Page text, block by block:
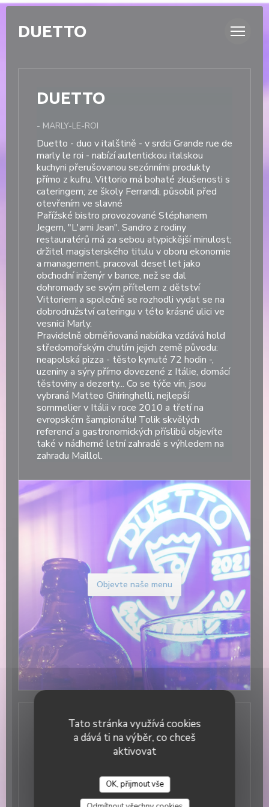
Panel pro správu cookies
Tato stránka využívá cookies
a dává ti na výběr, co chceš
aktivovat
OK, přijmout vše
DUETTO
DUETTO
- MARLY-LE-ROI
Duetto - duo v italštině - v srdci Grande rue de
marly le roi - nabízí autentickou italskou
kuchyni přerušovanou sezónními produkty
přímo z kufru. Vittorio má bohaté zkušenosti s
cateringem; ze školy Ferrandi, působil před
otevřením ve slavné
Pařížské bistro provozované Stéphanem
Jegem, "L'ami Jean". Sandro z rodiny
restauratérů má za sebou atypickější minulost;
držitel magisterského titulu v oboru ekonomie
a management, pracoval deset let jako
obchodní inženýr v bance, než se dal
dohromady se svým přítelem z dětství
Vittoriem a společně se rozhodli vydat se na
dobrodružství cateringu v této krásné ulici ve
vesnici Marly.
Pravidelně obměňovaná nabídka vzdává hold
středomořským chutím jejich země původu:
neapolská pizza - těsto kynuté 72 hodin -,
uzeniny a sýry přímo dovezené z Itálie, domácí
těstoviny a dezerty... Co se týče vín, jsou
vybraná Matteo Ghiringhelli, nejlepší
sommelier v Itálii v roce 2010 a třetí na
evropském šampionátu! Tolik skvělých
referencí a gastronomických příslibů objevíte
také v nádherné letní zahradě s výhledem na
zahradu Maillol.
Objevte naše menu
Obecné informace
Služby
Platební metody
Without contact, Eurocard/Mastercard, Cash, Visa,
DUETTO